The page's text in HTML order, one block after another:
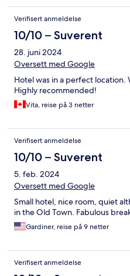
Verifisert anmeldelse
10/10 – Suverent
28. juni 2024
Oversett med Google
Hotel was in a perfect
Highly recommended!
Vita, reise på 3 netter
Verifisert anmeldelse
10/10 – Suverent
5. feb. 2024
Oversett med Google
Small hotel, nice room, quiet
in the Old Town. Fabulous
Gardiner, reise på 9 netter
Verifisert anmeldelse